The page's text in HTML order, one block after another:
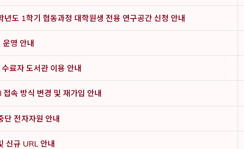
도 1학기 협동과정 대학원생 전용 연구공간 신청 안내
영 안내
료자 도서관 이용 안내
속 방식 변경 및 재가입 안내
전자자원 안내
신규 URL 안내